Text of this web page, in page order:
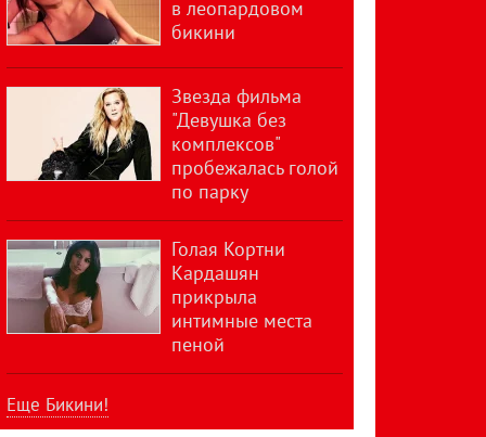
в леопардовом
бикини
Звезда фильма
"Девушка без
комплексов"
пробежалась голой
по парку
Голая Кортни
Кардашян
прикрыла
интимные места
пеной
Еще Бикини!